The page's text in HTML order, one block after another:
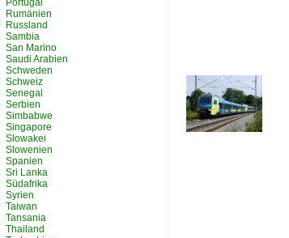
Portugal
Rumänien
Russland
Sambia
San Marino
Saudi Arabien
Schweden
Schweiz
Senegal
Serbien
Simbabwe
Singapore
Slowakei
Slowenien
Spanien
Sri Lanka
Südafrika
Syrien
Taiwan
Tansania
Thailand